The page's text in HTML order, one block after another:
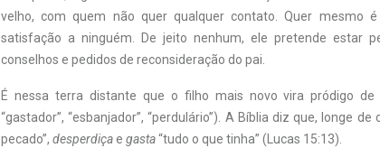
velho, com quem não quer qualquer contato. Quer mesmo
satisfação a ninguém. De jeito nenhum, ele pretende estar
conselhos e pedidos de reconsideração do pai.
É nessa terra distante que o filho mais novo vira pródigo
“gastador”, “esbanjador”, “perdulário”). A Bíblia diz que, longe
pecado”, desperdiçae gasta“tudo o que tinha” (Lucas 15:13).